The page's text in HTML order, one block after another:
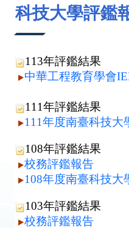
科技大學評鑑
113年評鑑結果
中華工程教育學會
111年評鑑結果
111年度南臺科技大
108年評鑑結果
校務評鑑報告
108年度南臺科技大
103年評鑑結果
校務評鑑報告